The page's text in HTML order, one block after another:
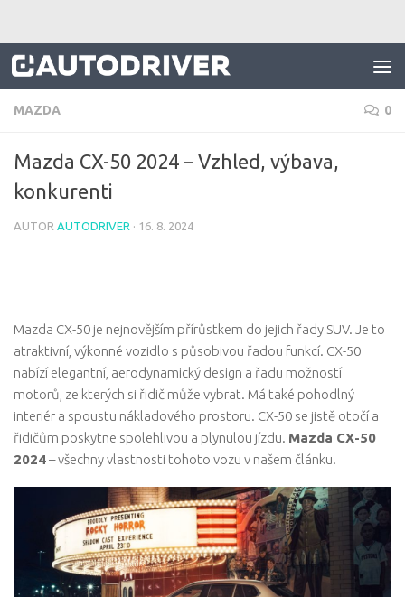
MAZDA 0
Mazda CX-50 2024 – Vzhled, výbava,
konkurenti
AUTOR AUTODRIVER · 16. 8. 2024
Mazda CX-50 je nejnovějším přírůstkem do jejich řady SUV. Je to
atraktivní, výkonné vozidlo s působivou řadou funkcí. CX-50
nabízí elegantní, aerodynamický design a řadu možností
motorů, ze kterých si řidič může vybrat. Má také pohodlný
interiér a spoustu nákladového prostoru. CX-50 se jistě otočí a
řidičům poskytne spolehlivou a plynulou jízdu. Mazda CX-50
2024– všechny vlastnosti tohoto vozu v našem článku.